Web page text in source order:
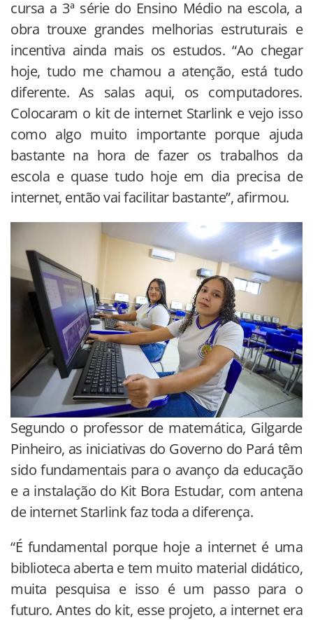
cursa a 3ª série do Ensino Médio na escola, a
obra trouxe grandes melhorias estruturais e
incentiva ainda mais os estudos. “Ao chegar
hoje, tudo me chamou a atenção, está tudo
diferente. As salas aqui, os computadores.
Colocaram o kit de internet Starlink e vejo isso
como algo muito importante porque ajuda
bastante na hora de fazer os trabalhos da
escola e quase tudo hoje em dia precisa de
internet, então vai facilitar bastante”, afirmou.
Segundo o professor de matemática, Gilgarde
Pinheiro, as iniciativas do Governo do Pará têm
sido fundamentais para o avanço da educação
e a instalação do Kit Bora Estudar, com antena
de internet Starlink faz toda a diferença.
“É fundamental porque hoje a internet é uma
biblioteca aberta e tem muito material didático,
muita pesquisa e isso é um passo para o
futuro. Antes do kit, esse projeto, a internet era